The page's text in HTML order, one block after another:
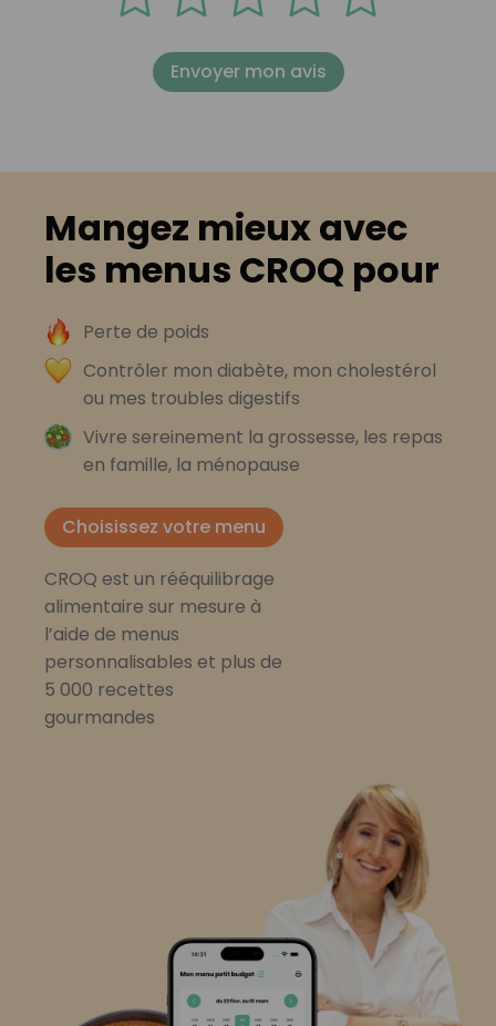
Envoyer mon avis
Mangez mieux avec
les menus CROQ pour
Perte de poids
Contrôler mon diabète, mon cholestérol
ou mes troubles digestifs
Vivre sereinement la grossesse, les repas
en famille, la ménopause
Choisissez votre menu
CROQ est un rééquilibrage
alimentaire sur mesure à
l’aide de menus
personnalisables et plus de
5 000 recettes
gourmandes